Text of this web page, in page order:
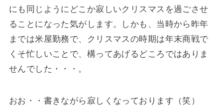
にも同じようにどこか寂しいクリスマスを過ごさせ
ることになった気がします。しかも、当時から昨年
までは米屋勤務で、クリスマスの時期は年末商戦で
くそ忙しいことで、構ってあげるどころではありま
せんでした・・・。
おお・・書きながら寂しくなっております（笑）